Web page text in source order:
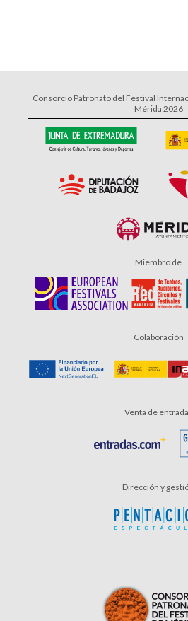
Consorcio Patronato del Festival
Mérida 2026
Miembro de
Colaboración
Venta de
Dirección y